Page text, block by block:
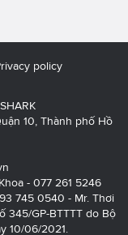
policy
10, Thành phố Hồ
- 077 261 5246
745 0540 - Mr. Thơi
345/GP-BTTTT do Bộ
10/06/2021.